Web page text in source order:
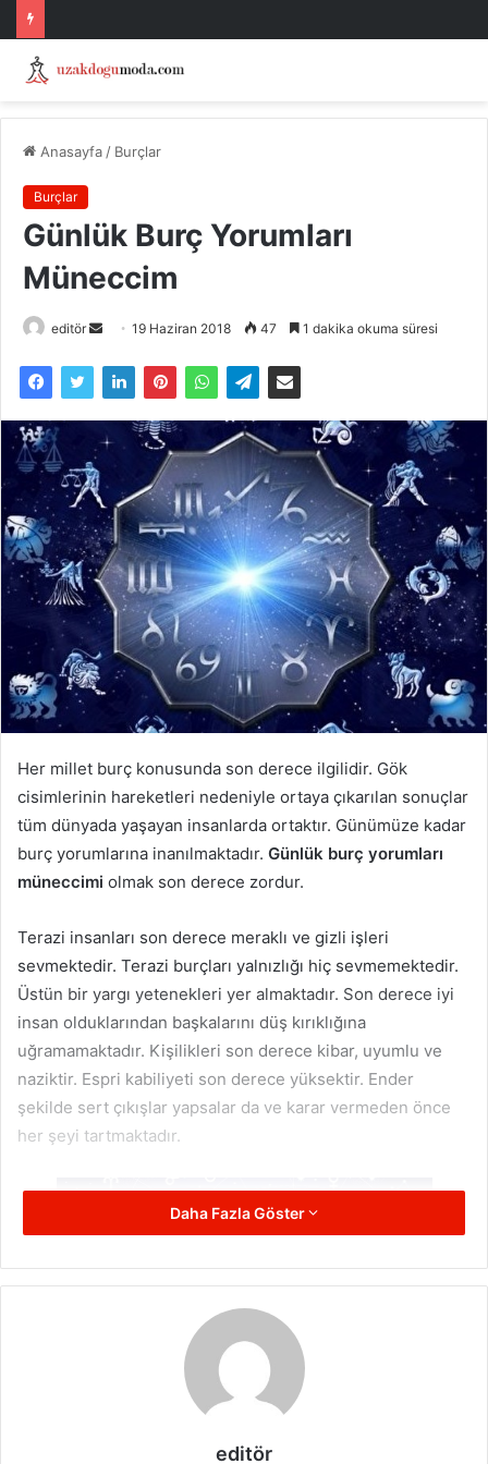
Anasayfa / Burçlar
Burçlar
Günlük Burç Yorumları
Müneccim
editör
Bir
posta
19 Haziran 2018 47 1 dakika okuma süresi
Her millet burç konusunda son derece ilgilidir. Gök
cisimlerinin hareketleri nedeniyle ortaya çıkarılan sonuçlar
tüm dünyada yaşayan insanlarda ortaktır. Günümüze kadar
burç yorumlarına inanılmaktadır. Günlük burç yorumları
müneccimi olmak son derece zordur.
Terazi insanları son derece meraklı ve gizli işleri
sevmektedir. Terazi burçları yalnızlığı hiç sevmemektedir.
Üstün bir yargı yetenekleri yer almaktadır. Son derece iyi
insan olduklarından başkalarını düş kırıklığına
uğramamaktadır. Kişilikleri son derece kibar, uyumlu ve
naziktir. Espri kabiliyeti son derece yüksektir. Ender
şekilde sert çıkışlar yapsalar da ve karar vermeden önce
her şeyi tartmaktadır.
nda yer alan insanlarda sabır ve
Daha Fazla Göster
editör